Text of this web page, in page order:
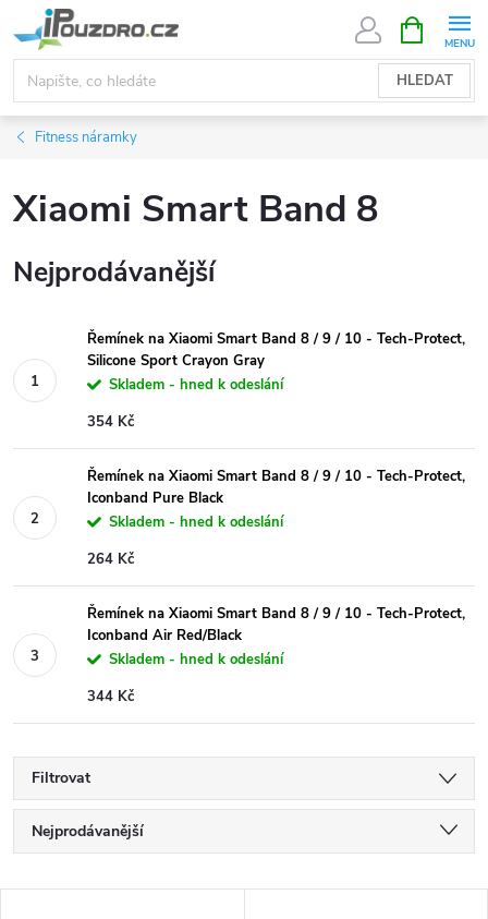
na
obsah
HLEDAT
NÁKUPNÍ
KOŠÍK
Fitness náramky
Xiaomi Smart Band 8
Nejprodávanější
Řemínek na Xiaomi Smart Band 8 / 9 / 10 - Tech-Protect,
Silicone Sport Crayon Gray
Skladem - hned k odeslání
354 Kč
Řemínek na Xiaomi Smart Band 8 / 9 / 10 - Tech-Protect,
Iconband Pure Black
Skladem - hned k odeslání
264 Kč
Řemínek na Xiaomi Smart Band 8 / 9 / 10 - Tech-Protect,
Iconband Air Red/Black
Skladem - hned k odeslání
344 Kč
Filtrovat
Ř
a
Nejprodávanější